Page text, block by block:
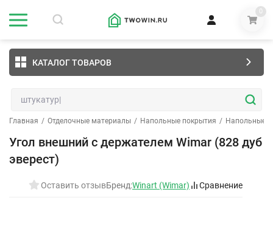
0
КАТАЛОГ ТОВАРОВ
Главная / Отделочные материалы / Напольные покрытия / Напольные
Угол внешний с держателем Wimar (828 дуб
эверест)
Оставить отзывБренд:Winart (Wimar) Сравнение